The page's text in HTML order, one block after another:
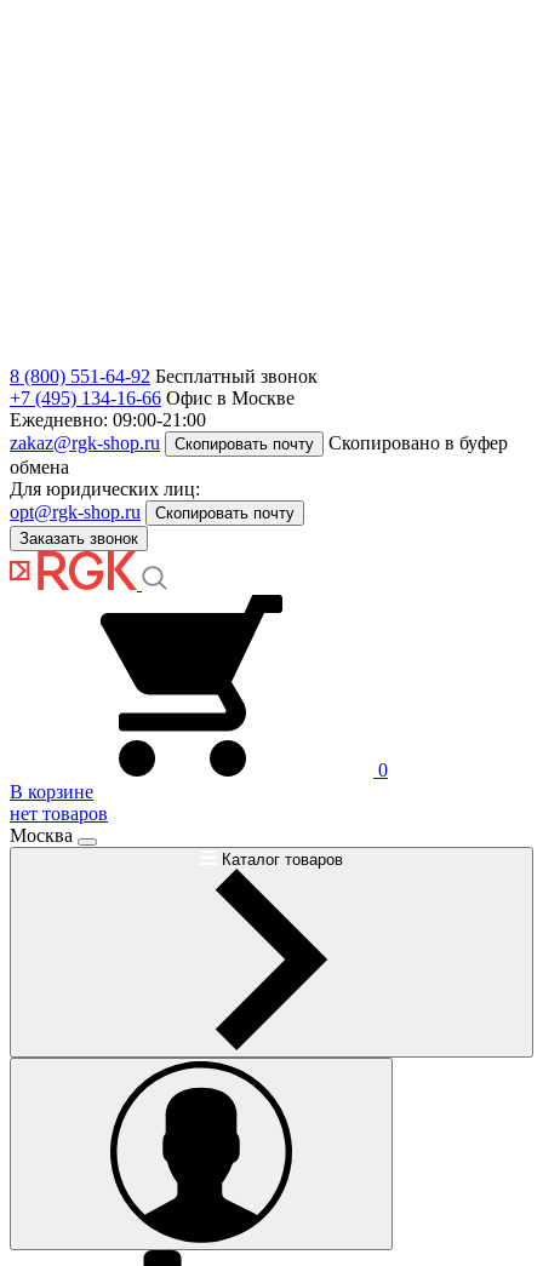
8 (800) 551-64-92 Бесплатный звонок
+7 (495) 134-16-66 Офис в Москве
Ежедневно: 09:00-21:00
zakaz@rgk-shop.ru
Скопировать почту
Скопировано в буфер
обмена
Для юридических лиц:
opt@rgk-shop.ru
Скопировать почту
Заказать звонок
0
В корзине
нет товаров
Москва
Каталог товаров